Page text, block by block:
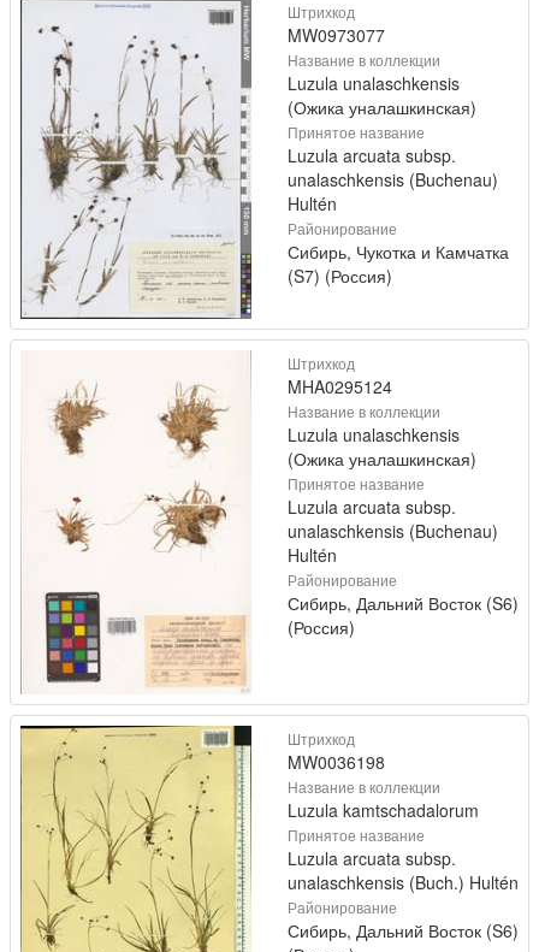
Штрихкод
MW0973077
Название в коллекции
Luzula unalaschkensis
(Ожика уналашкинская)
Принятое название
Luzula arcuata subsp.
unalaschkensis (Buchenau)
Hultén
Районирование
Сибирь, Чукотка и Камчатка
(S7) (Россия)
Штрихкод
MHA0295124
Название в коллекции
Luzula unalaschkensis
(Ожика уналашкинская)
Принятое название
Luzula arcuata subsp.
unalaschkensis (Buchenau)
Hultén
Районирование
Сибирь, Дальний Восток (S6)
(Россия)
Штрихкод
MW0036198
Название в коллекции
Luzula kamtschadalorum
Принятое название
Luzula arcuata subsp.
unalaschkensis (Buch.) Hultén
Районирование
Сибирь, Дальний Восток (S6)